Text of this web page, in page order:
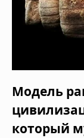
Модель
который